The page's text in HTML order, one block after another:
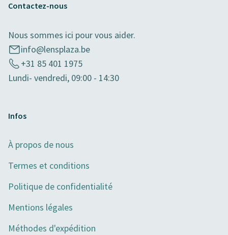
Contactez-nous
Nous sommes ici pour vous aider.
info@lensplaza.be
+31 85 401 1975
Lundi- vendredi, 09:00 - 14:30
Infos
À propos de nous
Termes et conditions
Politique de confidentialité
Mentions légales
Méthodes d'expédition